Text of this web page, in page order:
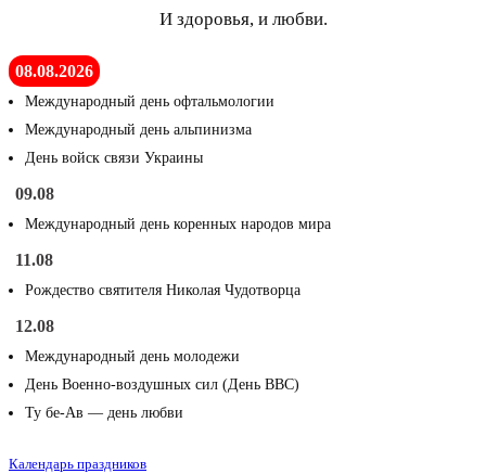
И здоровья, и любви.
08.08.2026
Международный день офтальмологии
Международный день альпинизма
День войск связи Украины
09.08
Международный день коренных народов мира
11.08
Рождество святителя Николая Чудотворца
12.08
Международный день молодежи
День Военно-воздушных сил (День ВВС)
Ту бе-Ав — день любви
Календарь праздников